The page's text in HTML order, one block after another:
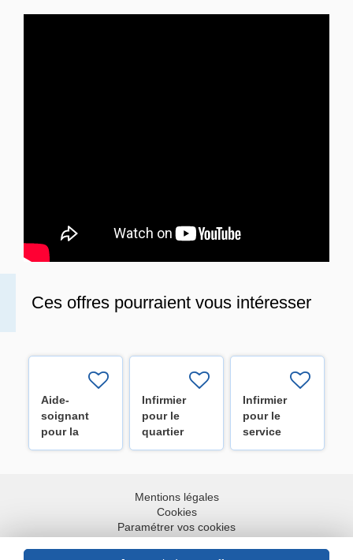
Ces offres pourraient vous intéresser
Aide-
soignant
pour la
médecine
Infirmier
pour le
quartier
opératoire
Infirmier
pour le
service
d'hématologie
Mentions légales
Cookies
Paramétrer vos cookies
Plan du site